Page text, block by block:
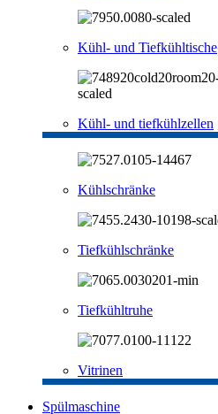
Kühl- und Tiefkühltische
Kühl- und tiefkühlzellen
Kühlschränke
Tiefkühlschränke
Tiefkühltruhe
Vitrinen
Spülmaschine